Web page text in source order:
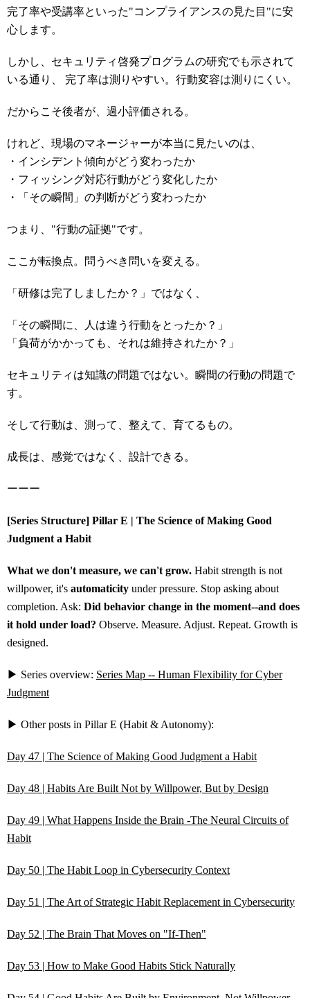
完了率や受講率といった"コンプライアンスの見た目"に安
心します。
しかし、セキュリティ啓発プログラムの研究でも示されて
いる通り、 完了率は測りやすい。行動変容は測りにくい。
だからこそ後者が、過小評価される。
けれど、現場のマネージャーが本当に見たいのは、
・インシデント傾向がどう変わったか
・フィッシング対応行動がどう変化したか
・「その瞬間」の判断がどう変わったか
つまり、"行動の証拠"です。
ここが転換点。問うべき問いを変える。
「研修は完了しましたか？」ではなく、
「その瞬間に、人は違う行動をとったか？」
「負荷がかかっても、それは維持されたか？」
セキュリティは知識の問題ではない。瞬間の行動の問題で
す。
そして行動は、測って、整えて、育てるもの。
成長は、感覚ではなく、設計できる。
ーーー
[Series Structure] Pillar E | The Science of Making Good
Judgment a Habit
What we don't measure, we can't grow. Habit strength is not
willpower, it's automaticity under pressure. Stop asking about
completion. Ask: Did behavior change in the moment--and does
it hold under load? Observe. Measure. Adjust. Repeat. Growth is
designed.
▶ Series overview: Series Map -- Human Flexibility for Cyber
Judgment
▶ Other posts in Pillar E (Habit & Autonomy):
Day 47 | The Science of Making Good Judgment a Habit
Day 48 | Habits Are Built Not by Willpower, But by Design
Day 49 | What Happens Inside the Brain -The Neural Circuits of
Habit
Day 50 | The Habit Loop in Cybersecurity Context
Day 51 | The Art of Strategic Habit Replacement in Cybersecurity
Day 52 | The Brain That Moves on "If-Then"
Day 53 | How to Make Good Habits Stick Naturally